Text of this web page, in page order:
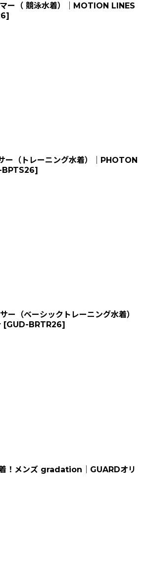
ー（ 競泳水着）｜MOTION LINES
]
ー（トレーニング水着）｜PHOTON
BPTS26]
ー（ベーシックトレーニング水着）
[GUD-BRTR26]
着！メンズ gradation｜GUARDオリ